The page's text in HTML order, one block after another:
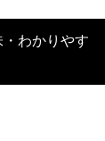
・わかりやす